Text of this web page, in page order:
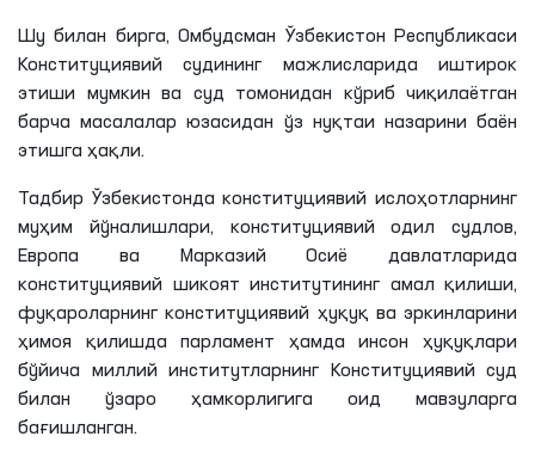
Шу билан бирга, Омбудсман Ўзбекистон Республикаси
Конституциявий судининг мажлисларида иштирок
этиши мумкин ва суд томонидан кўриб чиқилаётган
барча масалалар юзасидан ўз нуқтаи назарини баён
этишга ҳақли.
Тадбир Ўзбекистонда конституциявий ислоҳотларнинг
муҳим йўналишлари, конституциявий одил судлов,
Европа ва Марказий Осиё давлатларида
конституциявий шикоят институтининг амал қилиши,
фуқароларнинг конституциявий ҳуқуқ ва эркинларини
ҳимоя қилишда парламент ҳамда инсон ҳуқуқлари
бўйича миллий институтларнинг Конституциявий суд
билан ўзаро ҳамкорлигига оид мавзуларга
бағишланган.